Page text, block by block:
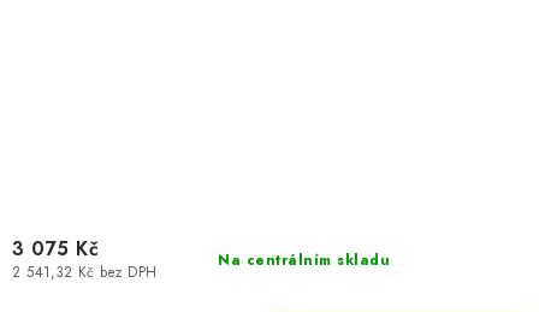
Na centrálním skladu
2 541,32 Kč bez DPH
3 075 Kč